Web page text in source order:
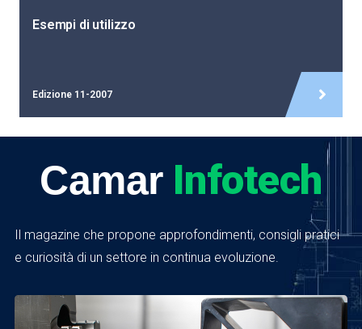
Esempi di utilizzo
Edizione 11-2007
Camar Infotech
Il magazine che propone approfondimenti, consigli pratici
e curiosità di un settore in continua evoluzione.